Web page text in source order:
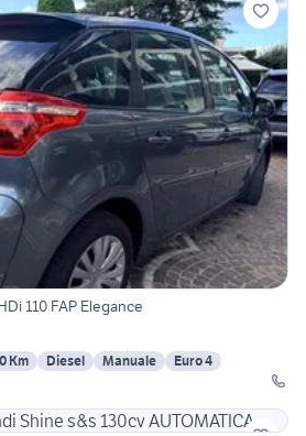
110 FAP Elegance
Km Diesel Manuale
Euro 4